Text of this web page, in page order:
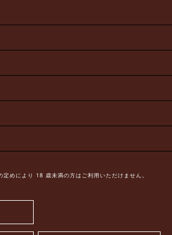
定めにより 18 歳未満の方はご利用いただけません。